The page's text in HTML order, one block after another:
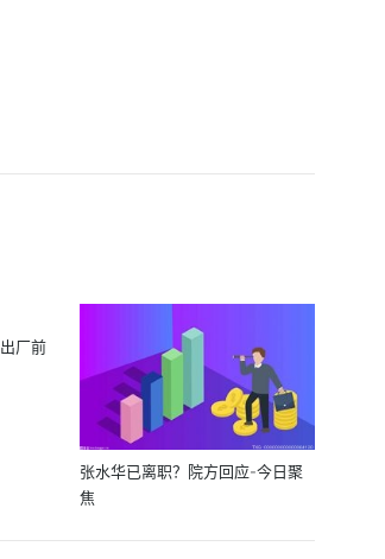
厂前
张水华已离职？院方回应-今日聚
焦